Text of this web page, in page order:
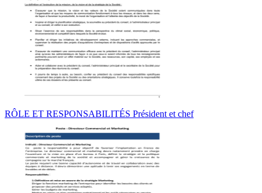
RÔLE ET RESPONSABILITÉS Président et chef